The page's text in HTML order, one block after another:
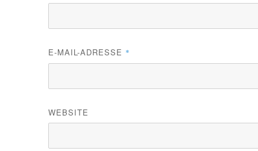
E-MAIL-ADRESSE *
WEBSITE